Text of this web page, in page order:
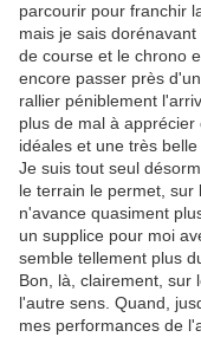
parcourir pour franchir
mais je sais
de course et le chrono
encore passer près
rallier péniblement
plus de mal à
idéales et une très belle
Je suis tout seul
le terrain le permet, sur
n'avance quasiment
un supplice pour moi
semble tellement plus
Bon, là, clairement, sur
l'autre sens. Quand,
mes performances de